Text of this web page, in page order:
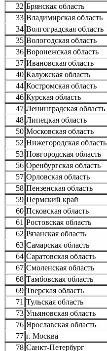
32 Брянская область
33 Владимирская область
34 Волгоградская область
35 Вологодская область
36 Воронежская область
37 Ивановская область
40 Калужская область
44 Костромская область
46 Курская область
47 Ленинградская область
48 Липецкая область
50 Московская область
52 Нижегородская область
53 Новгородская область
56 Оренбургская область
57 Орловская область
58 Пензенская область
59 Пермский край
60 Псковская область
61 Ростовская область
62 Рязанская область
63 Самарская область
64 Саратовская область
67 Смоленская область
68 Тамбовская область
69 Тверская область
71 Тульская область
73 Ульяновская область
76 Ярославская область
77 г. Москва
78 Санкт-Петербург